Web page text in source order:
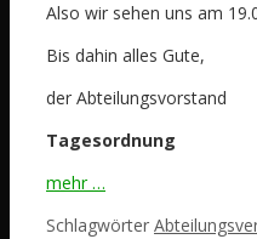
Also wir sehen uns am
Bis dahin alles Gute,
der Abteilungsvorstand
Tagesordnung
mehr …
Schlagwörter